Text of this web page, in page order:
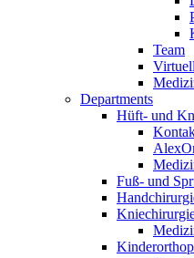
Team
Departments
Hüft- und
Fuß- und